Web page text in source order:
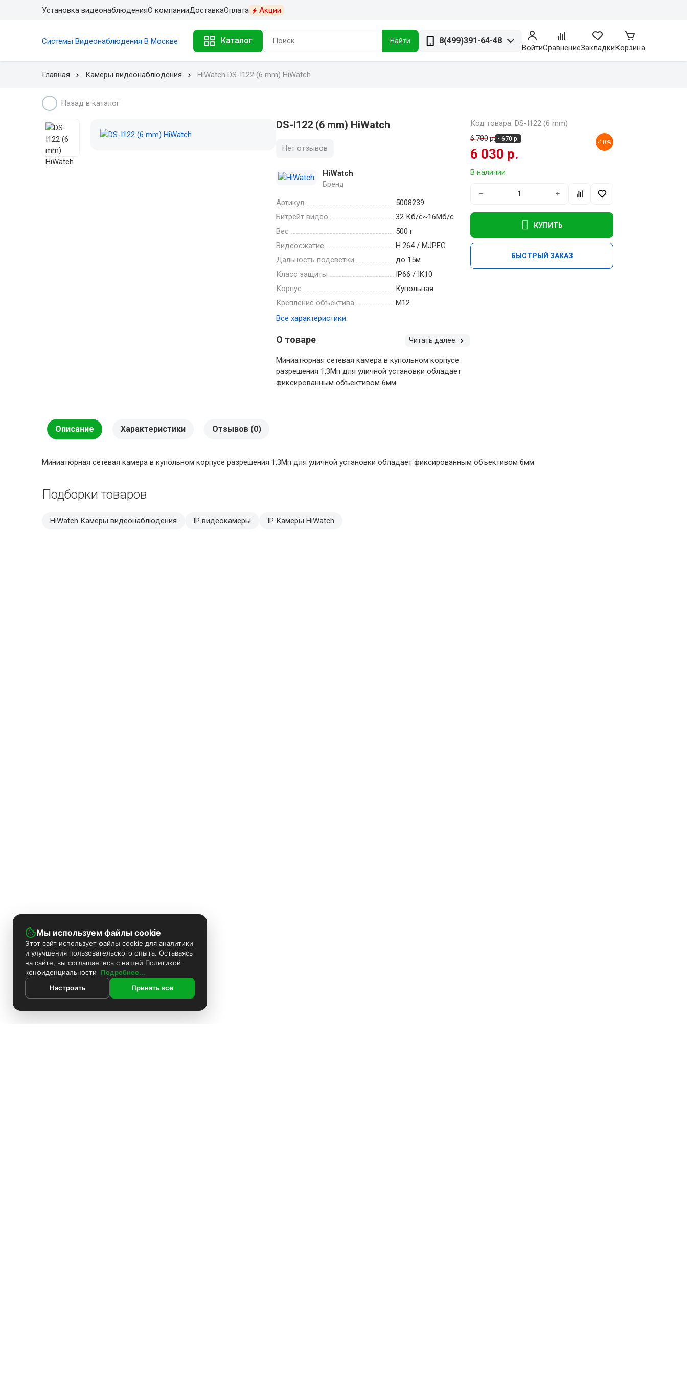
Установка видеонаблюденияО компанииДоставкаОплата Акции
Системы Видеонаблюдения В Москве Каталог Найти 8(499)391-64-48
ВойтиСравнениеЗакладкиКорзина
Главная Камеры видеонаблюдения HiWatch DS-I122 (6 mm) HiWatch
Назад в каталог
DS-I122 (6 mm) HiWatch
Нет отзывов
HiWatch
Бренд
Артикул
5008239
Битрейт видео
32 Кб/с~16Мб/с
Вес
500 г
Видеосжатие
Н.264 / MJPEG
Дальность подсветки
до 15м
Класс защиты
IP66 / IK10
Корпус
Купольная
Крепление объектива
M12
Все характеристики
О товаре Читать далее
Миниатюрная сетевая камера в купольном корпусе
разрешения 1,3Мп для уличной установки обладает
фиксированным объективом 6мм
Код товара: DS-I122 (6 mm)
6 700 р. - 670 р.
6 030 р.
-10%
В наличии
− +
КУПИТЬ
БЫСТРЫЙ ЗАКАЗ
Описание Характеристики Отзывов (0)
Миниатюрная сетевая камера в купольном корпусе разрешения 1,3Мп для уличной установки обладает фиксированным объективом 6мм
Подборки товаров
HiWatch Камеры видеонаблюдения IP видеокамеры IP Камеры HiWatch
Мы используем файлы cookie
Этот сайт использует файлы cookie для аналитики
и улучшения пользовательского опыта. Оставаясь
на сайте, вы соглашаетесь с нашей Политикой
конфиденциальности
Подробнее...
Настроить
Принять все